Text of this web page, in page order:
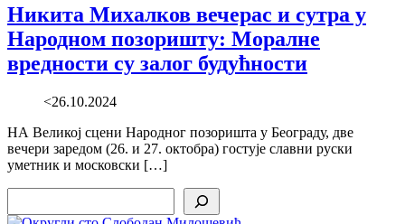
Никита Михалков вечерас и сутра у
Народном позоришту: Моралне
вредности су залог будућности
<26.10.2024
НА Великој сцени Народног позоришта у Београду, две
вечери заредом (26. и 27. октобра) гостује славни руски
уметник и московски […]